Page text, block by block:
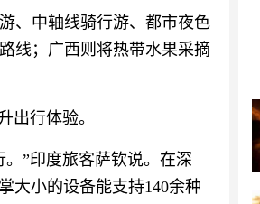
、中轴线骑行游、都市夜色
线；广西则将热带水果采摘
出行体验。
”印度旅客萨钦说。在深
大小的设备能支持140余种